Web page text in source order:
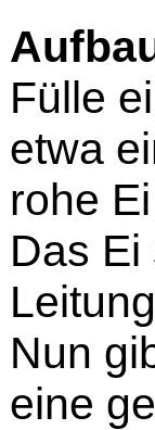
Fülle
etwa
rohe
Das
Nun
eine